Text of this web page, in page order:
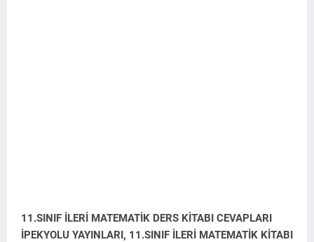
11.SINIF İLERİ MATEMATİK DERS KİTABI CEVAPLARI
İPEKYOLU YAYINLARI, 11.SINIF İLERİ MATEMATİK KİTABI